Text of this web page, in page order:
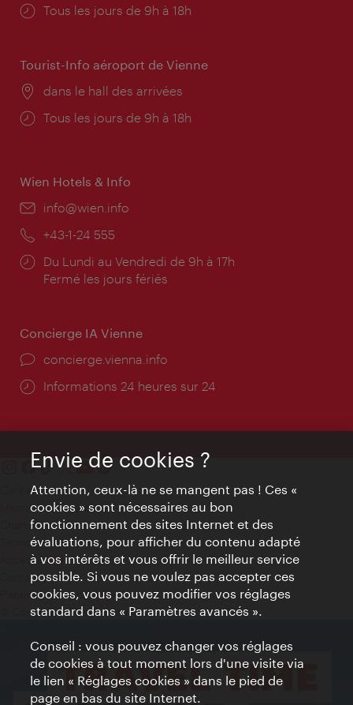
Horaires
Tous les jours de 9h à 18h
Tourist-Info aéroport de Vienne
Lieu:
dans le hall des arrivées
Horaires
Tous les jours de 9h à 18h
Wien Hotels & Info
E-
info@wien.info
Téléphone:
+43-1-24 555
Horaires
d'ouverture:
Du Lundi au Vendredi de 9h à 17h
Fermé les jours fériés
Concierge IA Vienne
Ort:
concierge.vienna.info
Öffnungszeiten:
Informations 24 heures sur 24
Contact
Mentions obligatoires
Charte sur le respect de la vie privée
Terms of Use
Accessibilité
Contact presse
Paramètres de cookies
© Copyright WienTourismus
Envie de cookies ?
Attention, ceux-là ne se mangent pas ! Ces «
cookies » sont nécessaires au bon
fonctionnement des sites Internet et des
évaluations, pour afficher du contenu adapté
à vos intérêts et vous offrir le meilleur service
possible. Si vous ne voulez pas accepter ces
cookies, vous pouvez modifier vos réglages
standard dans « Paramètres avancés ».
Conseil : vous pouvez changer vos réglages
de cookies à tout moment lors d'une visite via
le lien « Réglages cookies » dans le pied de
page en bas du site Internet.